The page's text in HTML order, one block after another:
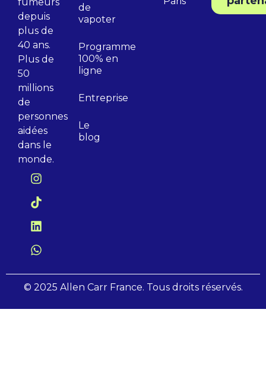
depuis
plus de
40 ans.
Plus de
50
millions
de
personnes
aidées
dans le
monde.
de
vapoter
Programme
100% en
ligne
Entreprise
Le
blog
© 2025 Allen Carr France. Tous droits réservés.